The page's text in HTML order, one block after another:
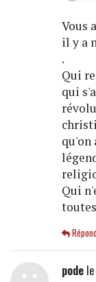
Vous
il y a
.
Qui
qui
qu'on
Qui
podele